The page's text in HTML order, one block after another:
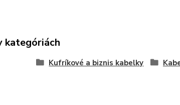
kategóriách
Kufríkové a biznis kabelky